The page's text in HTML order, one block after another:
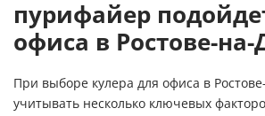
пурифайер
офиса в Ростове-на-
При выборе кулера для офиса в
учитывать несколько ключевых